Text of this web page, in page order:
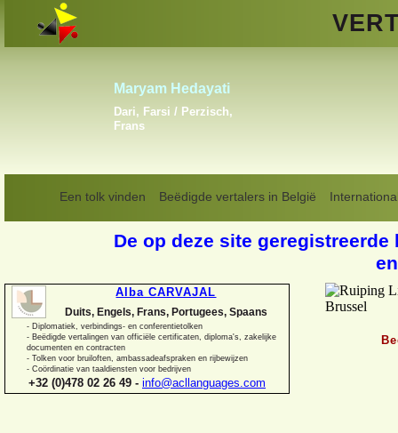
Een tolk vinden Beëdigde vertalers in België
Alba CARVAJAL
Duits, Engels, Frans, Portugees, Spaans
- Diplomatiek, verbindings- en conferentietolken
- Beëdigde vertalingen van officiële certificaten, diploma's, zakelijke
documenten en contracten
- Tolken voor bruiloften, ambassadeafspraken en rijbewijzen
- Coördinatie van taaldiensten voor bedrijven
+32 (0)478 02 26 49 - info@acllanguages.com
De op deze site
Vladislav Linkiavitchious
Engels, Frans, Russisch